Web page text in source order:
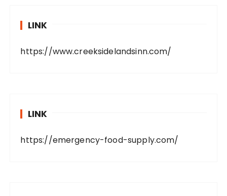
LINK
https://www.creeksidelandsinn.com/
LINK
https://emergency-food-supply.com/